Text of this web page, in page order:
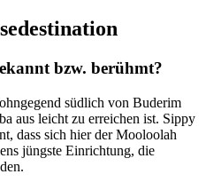
bzw. berühmt?
südlich von Buderim
aus leicht zu erreichen ist. Sippy
dass sich hier der Mooloolah
jüngste Einrichtung, die